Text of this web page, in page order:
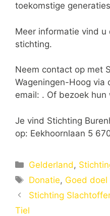
toekomstige
Meer informatie vind
stichting.
Neem contact op met
Wageningen-Hoog via
email: . Of bezoek hun
Je vind Stichting
op: Eekhoornlaan 5
Categorieën
Gelderland ,
Tags
Donatie, Goed doel
Stichting
Tiel